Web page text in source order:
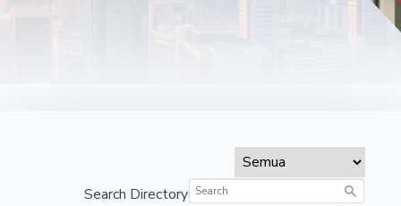
Search Directory